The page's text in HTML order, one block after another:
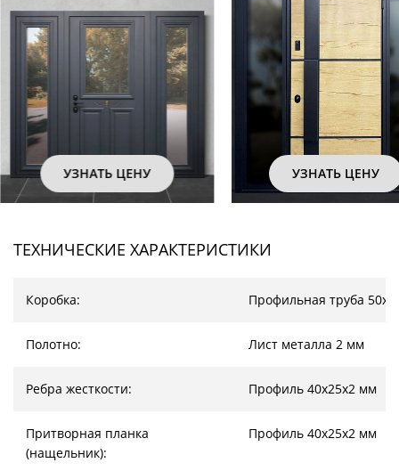
УЗНАТЬ ЦЕНУ УЗНАТЬ ЦЕНУ
ТЕХНИЧЕСКИЕ ХАРАКТЕРИСТИКИ
Коробка: Профильная труба
Полотно: Лист металла 2 мм
Ребра жесткости: Профиль 40х25х2 мм
Притворная планка
(нащельник):
Профиль 40х25х2 мм